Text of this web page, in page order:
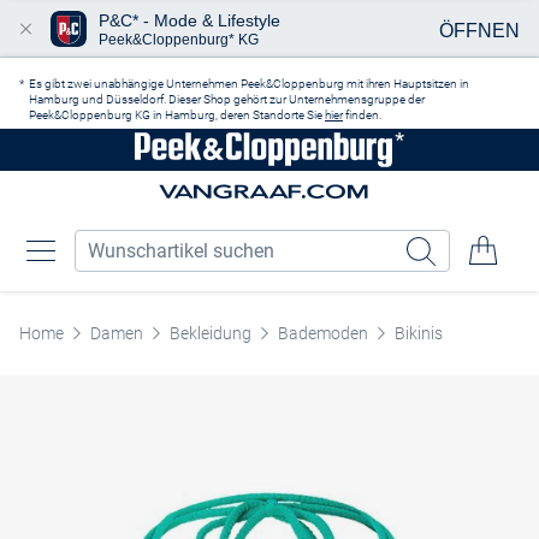
Es gibt zwei unabhängige Unternehmen Peek&Cloppenburg mit ihren Hauptsitzen in
Hamburg und Düsseldorf. Dieser Shop gehört zur Unternehmensgruppe der
Peek&Cloppenburg KG in Hamburg, deren Standorte Sie hierfinden.
Home Damen Bekleidung Bademoden Bikinis
P&C* - Mode & Lifestyle
Peek&Cloppenburg* KG ÖFFNEN